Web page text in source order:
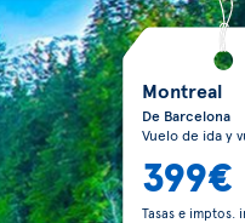
Montreal
De Barcelona
Vuelo de ida y
399€
Tasas e imptos.